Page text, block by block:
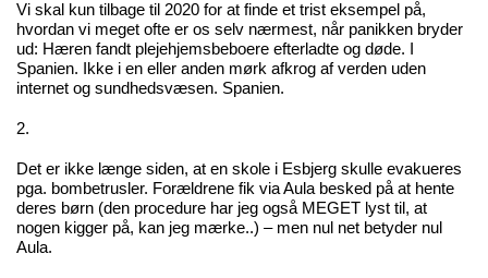
Vi skal kun tilbage til 2020 for at finde et trist eksempel på,
hvordan vi meget ofte er os selv nærmest, når panikken bryder
ud: Hæren fandt plejehjemsbeboere efterladte og døde.
Spanien. Ikke i en eller anden mørk afkrog af verden uden
internet og sundhedsvæsen. Spanien.
2.
Det er ikke længe siden, at en skole i Esbjerg skulle evakueres
pga. bombetrusler. Forældrene fik via Aula besked på at hente
deres børn (den procedure har jeg også MEGET lyst til, at
nogen kigger på, kan jeg mærke..) – men nul net betyder nul
Aula.